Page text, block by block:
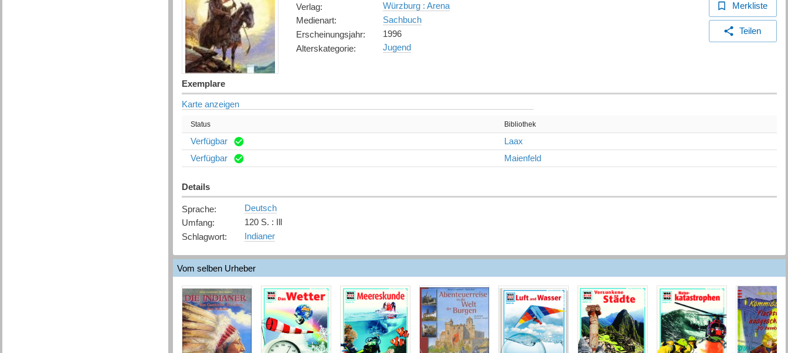
Verlag:
Würzburg : Arena
Medienart:
Sachbuch
Erscheinungsjahr:
1996
Alterskategorie: Jugend
Merkliste
Teilen
Exemplare
Karte anzeigen
Status Bibliothek
Verfügbar
Laax
Verfügbar
Maienfeld
Details
Sprache:
Deutsch
Umfang:
120 S. : Ill
Schlagwort: Indianer
Vom selben Urheber